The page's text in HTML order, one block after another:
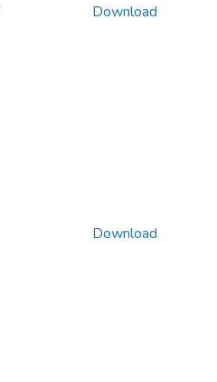
Download
Download